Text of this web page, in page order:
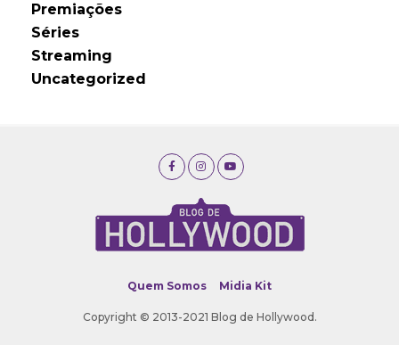
Premiações
Séries
Streaming
Uncategorized
Quem Somos Midia Kit
Copyright © 2013-2021 Blog de Hollywood.